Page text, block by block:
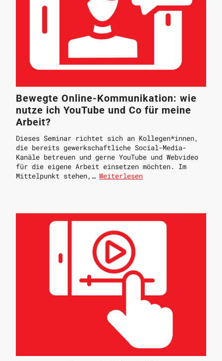
Bewegte Online-Kommunikation: wie
nutze ich YouTube und Co für meine
Arbeit?
Dieses Seminar richtet sich an Kollegen*innen,
die bereits gewerkschaftliche Social-Media-
Kanäle betreuen und gerne YouTube und Webvideo
für die eigene Arbeit einsetzen möchten. Im
Mittelpunkt stehen,… Weiterlesen